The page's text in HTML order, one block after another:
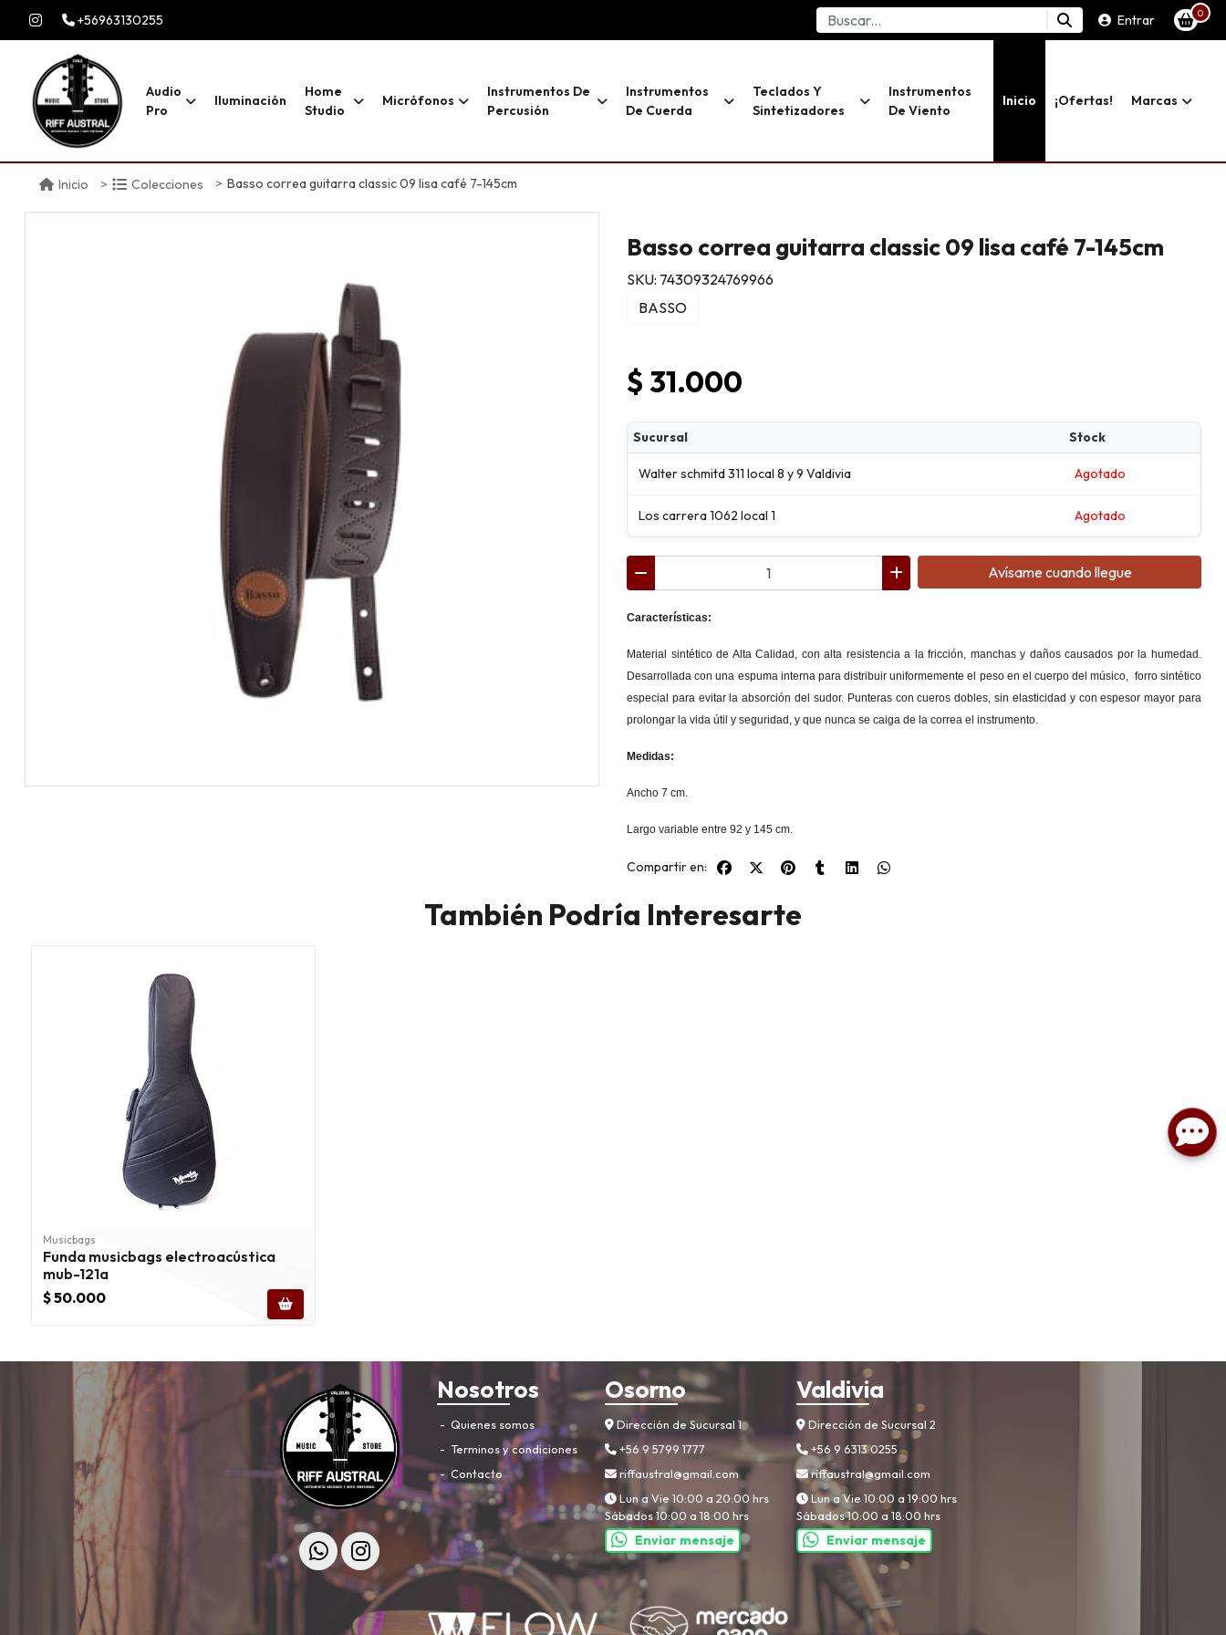
+56963130255 Entrar 0
Audio
Pro
Iluminación
Home
Studio
Micrófonos
Instrumentos De
Percusión
Instrumentos
De Cuerda
Teclados Y
Sintetizadores
Instrumentos
De Viento
Inicio ¡ofertas! Marcas
Inicio Colecciones Basso correa guitarra classic 09 lisa café 7-145cm
Basso correa guitarra classic 09 lisa café 7-145cm
SKU: 74309324769966
BASSO
$ 31.000
Sucursal Stock
Walter schmitd 311 local 8 y 9 Valdivia Agotado
Los carrera 1062 local 1 Agotado
Avísame cuando llegue
Características:
Material sintético de Alta Calidad, con alta resistencia a la fricción, manchas y daños causados por la humedad.
Desarrollada con una espuma interna para distribuir uniformemente el peso en el cuerpo del músico, forro sintético
especial para evitar la absorción del sudor. Punteras con cueros dobles, sin elasticidad y con espesor mayor para
prolongar la vida útil y seguridad, y que nunca se caiga de la correa el instrumento.
Medidas:
Ancho 7 cm.
Largo variable entre 92 y 145 cm.
Compartir en:
También Podría Interesarte
Musicbags
Funda musicbags electroacústica
mub-121a
$ 50.000
Nosotros
Quienes somos
Terminos y condiciones
Contacto
Osorno
Dirección de Sucursal 1
+56 9 5799 1777
riffaustral@gmail.com
Lun a Vie 10:00 a 20:00 hrs
Sábados 10:00 a 18:00 hrs
Enviar mensaje
Valdivia
Dirección de Sucursal 2
+56 9 6313 0255
riffaustral@gmail.com
Lun a Vie 10:00 a 19:00 hrs
Sábados 10:00 a 18:00 hrs
Enviar mensaje